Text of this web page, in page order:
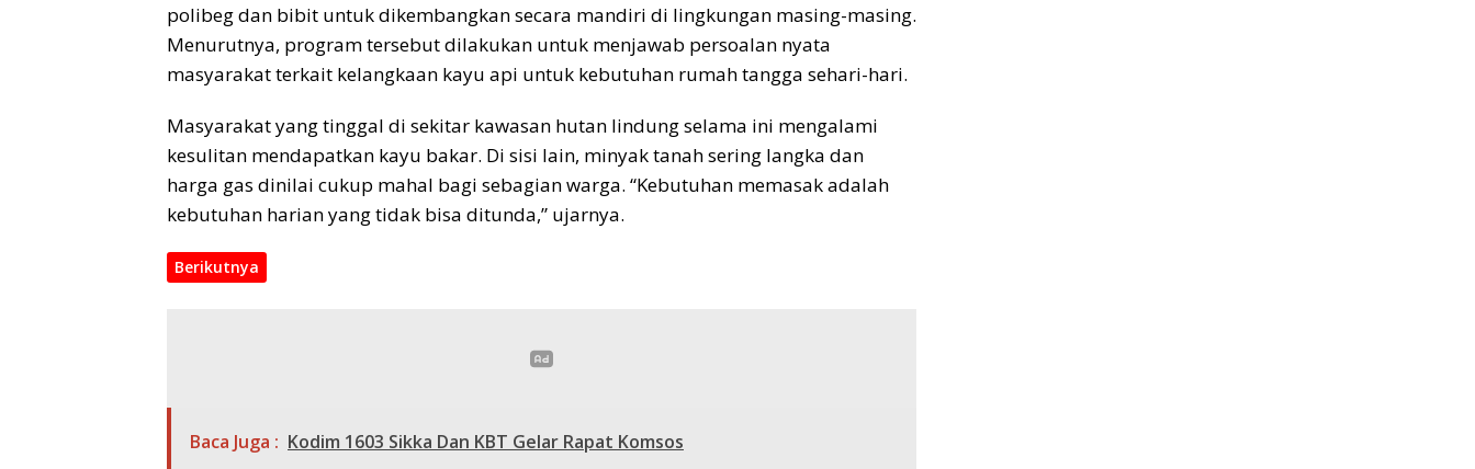
polibeg dan bibit untuk dikembangkan secara mandiri di lingkungan masing-masing.
Menurutnya, program tersebut dilakukan untuk menjawab persoalan nyata
masyarakat terkait kelangkaan kayu api untuk kebutuhan rumah tangga sehari-hari.
Masyarakat yang tinggal di sekitar kawasan hutan lindung selama ini mengalami
kesulitan mendapatkan kayu bakar. Di sisi lain, minyak tanah sering langka dan
harga gas dinilai cukup mahal bagi sebagian warga. “Kebutuhan memasak adalah
kebutuhan harian yang tidak bisa ditunda,” ujarnya.
Berikutnya
Baca Juga : Kodim 1603 Sikka Dan KBT Gelar Rapat Komsos